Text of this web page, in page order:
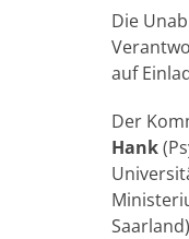
Die
auf
Der
Hank